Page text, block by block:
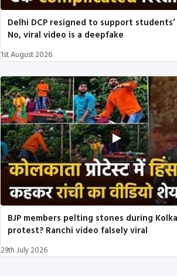
Delhi DCP resigned to support
No, viral video is a deepfake
1st August 2026
BJP members pelting stones during
protest? Ranchi video falsely viral
29th July 2026